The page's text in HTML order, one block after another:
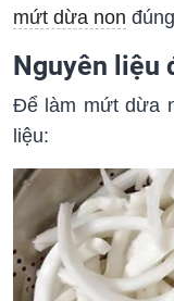
mứt dừa non
Nguyên liệu
Để làm mứt dừa
liệu: